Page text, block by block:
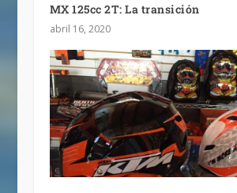
MX 125cc 2T: La transición
abril 16, 2020